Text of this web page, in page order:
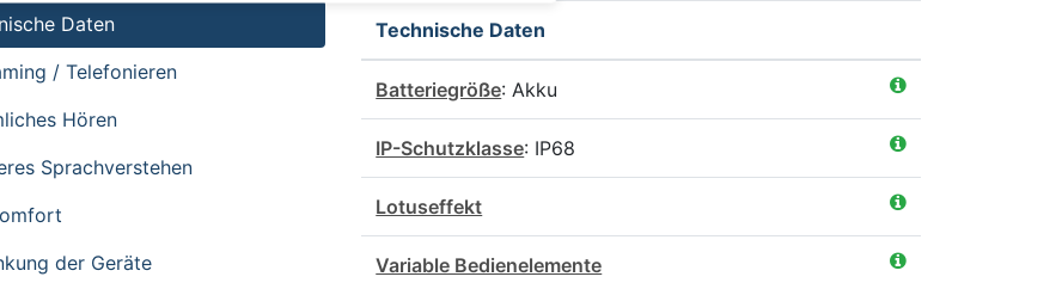
Daten
/ Telefonieren
Hören
Sprachverstehen
der Geräte
Technische Daten
Batteriegröße: Akku
IP-Schutzklasse: IP68
Lotuseffekt
Variable Bedienelemente